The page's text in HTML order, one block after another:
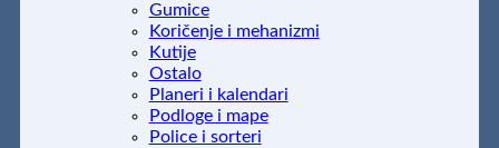
Gumice
Koričenje i mehanizmi
Kutije
Ostalo
Planeri i kalendari
Podloge i mape
Police i sorteri